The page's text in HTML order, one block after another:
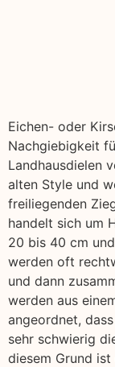
Eichen- oder
Nachgiebigkeit
Landhausdielen
alten Style und
freiliegenden
handelt sich um
20 bis 40 cm
werden oft
und dann
werden aus
angeordnet,
sehr schwierig
diesem Grund